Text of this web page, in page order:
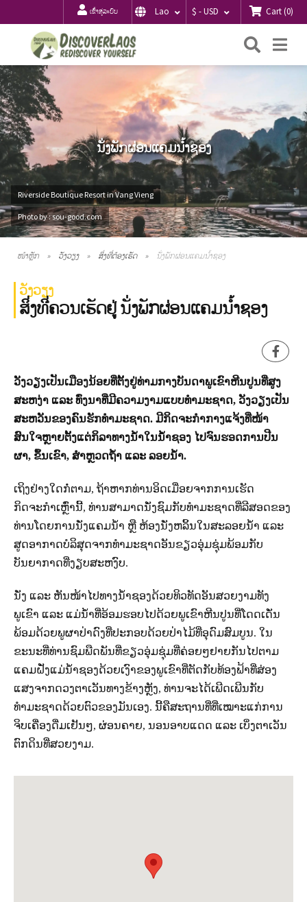
ເຂົ້າສູ່ລະບົບ Lao $ - USD Cart(0)
ຄົ້ນຫາ
Riverside Boutique Resort in Vang Vieng
Photo by : sou-good.com
ນັ່ງພັກຜ່ອນແຄມນ້ຳຊອງ
ໜ້າຫຼັກ ວັງວຽງ ສິ່ງທີ່ຕ້ອງເຮັດ ນັ່ງພັກຜ່ອນແຄມນ້ຳຊອງ
ວັງວຽງ
ສິ່ງທີ່ຄວນເຮັດຢູ່ ນັ່ງພັກຜ່ອນແຄມນ້ຳຊອງ
ວັງວຽງເປັນເມືອງນ້ອຍທີ່ຕັ້ງຢູ່ທ່າມກາງບັນດາພູເຂົາຫີນປູນທີ່ສູງ
ສະຫງ່າ ແລະ ທົ່ງນາທີ່ມີຄວາມງາມແບບທຳມະຊາດ, ວັງວຽງເປັນ
ສະຫວັນຂອງຄົນຮັກທຳມະຊາດ. ມີກິດຈະກຳກາງແຈ້ງທີ່ໜ້າ
ສົນໃຈຫຼາຍຕັ້ງແຕ່ກິລາທາງນ້ຳໃນນ້ຳຊອງ ໄປຈົນຮອດການປີນ
ຜາ, ຂຶ້ນເຂົາ, ສຳຫຼວດຖ້ຳ ແລະ ລອຍນ້ຳ.
ເຖິງຢ່າງໃດກໍ່ຕາມ, ຖ້າຫາກທ່ານອິດເມື່ອຍຈາກການເຮັດ
ກິດຈະກຳເຫຼົ່ານີ້, ທ່ານສາມາດນັ່ງຊົມກັບທຳມະຊາດທີ່ລີສອດຂອງ
ທ່ານໂດຍການນັ່ງແຄມນ້ຳ ຫຼື ຫ້ອງນັ່ງຫລິ້ນໃນສະລອຍນ້ຳ ແລະ
ສູດອາກາດບໍລິສຸດຈາກທຳມະຊາດອັນຂຽວອຸ່ມຊຸ່ມພ້ອມກັບ
ບັນຍາກາດທີ່ງຽບສະຫງົບ.
ນັ່ງ ແລະ ຫັນໜ້າໄປທາງນ້ຳຊອງດ້ວຍທິວທັດອັນສວຍງາມທັງ
ພູເຂົາ ແລະ ແມ່ນ້ຳທີ່ອ້ອມຮອບໄປດ້ວຍພູເຂົາຫີນປູນທີ່ໂດດເດັ່ນ
ພ້ອມດ້ວຍພູຜາປ່າດົງທີ່ປະກອບດ້ວຍປ່າໄມ້ທີ່ອຸດົມສົມບູນ. ໃນ
ຂະນະທີ່ທ່ານຊົມພືດພັນທີ່ຂຽວອຸ່ມຊຸ່ມທີ່ຄ່ອຍໆຢາຍກັນໄປຕາມ
ແຄມຝັ່ງແມ່ນ້ຳຊອງດ້ວຍເງົາຂອງພູເຂົາທີ່ຕັດກັບທ້ອງຟ້າທີ່ສ່ອງ
ແສງຈາກດວງຕາເວັນທາງຂ້າງຫຼັງ, ທ່ານຈະໄດ້ເພີດເພີນກັບ
ທຳມະຊາດດ້ວຍຕົວຂອງມັນເອງ. ນີ້ຄືສະຖານທີ່ທີ່ເໝາະແກ່ການ
ຈິບເຄື່ອງດື່ມເຢັນໆ, ຜ່ອນຄາຍ, ນອນອາບແດດ ແລະ ເບິ່ງຕາເວັນ
ຕົກດິນທີ່ສວຍງາມ.